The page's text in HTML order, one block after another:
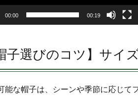
00:00 00:19
子選びのコツ】サイ
能な帽子は、シーンや季節に応じて